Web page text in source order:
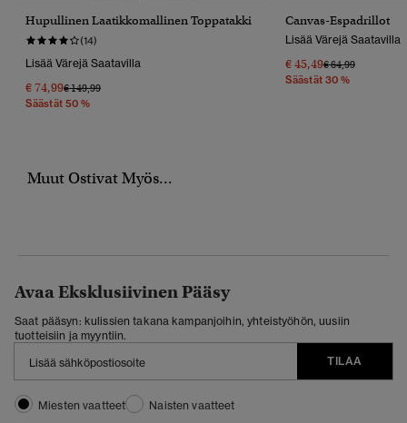
Hupullinen Laatikkomallinen Toppatakki
(14)
Lisää Värejä Saatavilla
€ 74,99Hinta Alennettu Hinnasta
€ 149,99Hintaan
Säästät 50 %
Canvas-Espadrillot
Lisää Värejä Saatavilla
€ 45,49Hinta Alennettu
€ 64,99Hintaan
Säästät 30 %
Muut Ostivat Myös...
Avaa Eksklusiivinen Pääsy
Saat pääsyn: kulissien takana kampanjoihin, yhteistyöhön, uusiin
tuotteisiin ja myyntiin.
TILAA
Miesten vaatteet
Naisten vaatteet